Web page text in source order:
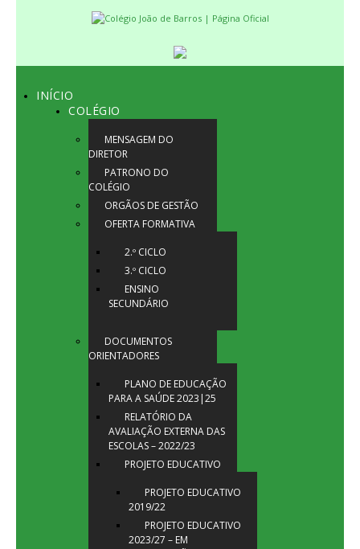
INÍCIO
COLÉGIO
MENSAGEM DO
DIRETOR
PATRONO DO
COLÉGIO
ORGÃOS DE GESTÃO
OFERTA FORMATIVA
2.º CICLO
3.º CICLO
ENSINO
SECUNDÁRIO
DOCUMENTOS
ORIENTADORES
PLANO DE EDUCAÇÃO
PARA A SAÚDE 2023|25
RELATÓRIO DA
AVALIAÇÃO EXTERNA DAS
ESCOLAS – 2022/23
PROJETO EDUCATIVO
PROJETO EDUCATIVO
2019/22
PROJETO EDUCATIVO
2023/27 – EM